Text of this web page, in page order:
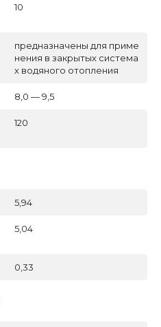
10
предназначены для приме
нения в закрытых система
х водяного отопления
8,0 — 9,5
120
5,94
5,04
0,33